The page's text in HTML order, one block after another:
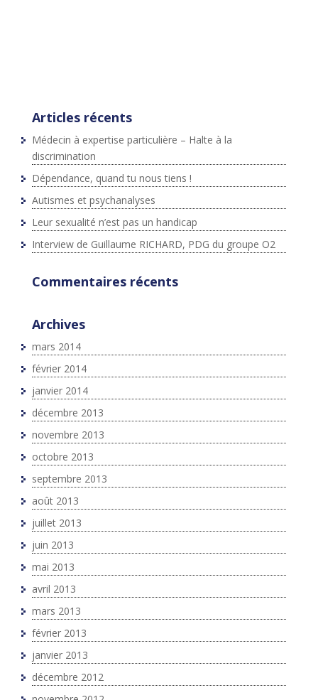
Articles récents
Médecin à expertise particulière – Halte à la
discrimination
Dépendance, quand tu nous tiens !
Autismes et psychanalyses
Leur sexualité n’est pas un handicap
Interview de Guillaume RICHARD, PDG du groupe O2
Commentaires récents
Archives
mars 2014
février 2014
janvier 2014
décembre 2013
novembre 2013
octobre 2013
septembre 2013
août 2013
juillet 2013
juin 2013
mai 2013
avril 2013
mars 2013
février 2013
janvier 2013
décembre 2012